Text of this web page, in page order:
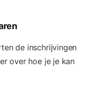
de inschrijvingen
over hoe je je kan